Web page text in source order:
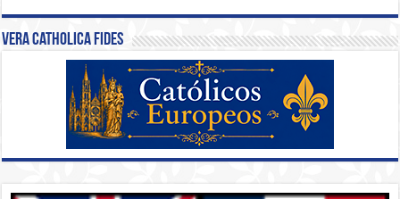
Vera Catholica Fides